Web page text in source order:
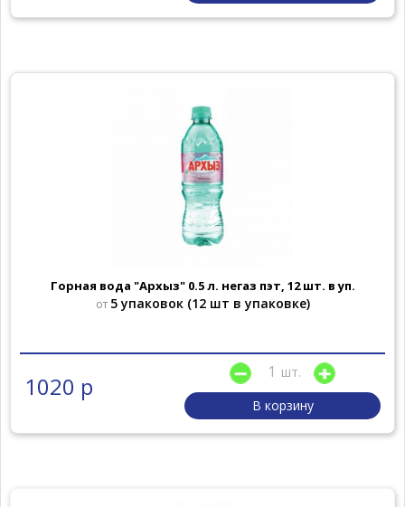
Горная вода "Архыз" 0.5 л. негаз пэт, 12 шт. в уп.
от 5 упаковок (12 шт в упаковке)
1020 р
шт.
В корзину